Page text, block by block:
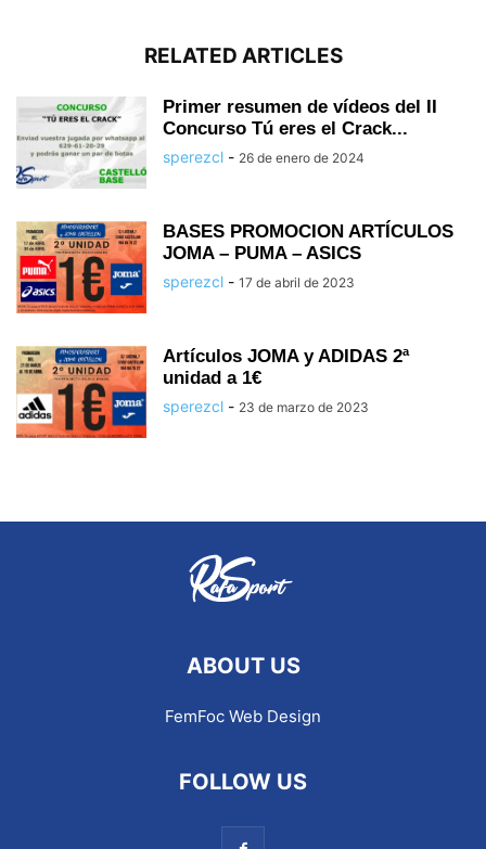
RELATED ARTICLES
Primer resumen de vídeos del II
Concurso Tú eres el Crack...
sperezcl - 26 de enero de 2024
BASES PROMOCION ARTÍCULOS
JOMA – PUMA – ASICS
sperezcl - 17 de abril de 2023
Artículos JOMA y ADIDAS 2ª
unidad a 1€
sperezcl - 23 de marzo de 2023
ABOUT US
FemFoc Web Design
FOLLOW US